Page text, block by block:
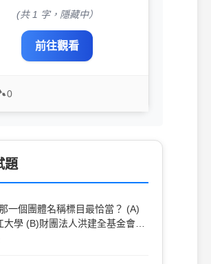
(共 1 字，隱藏中）
前往觀看
0
題
一個團體名稱標目最恰當？ (A)
大學 (B)財團法人洪建全基金會
信所 (D)臺灣積體電路股份有限